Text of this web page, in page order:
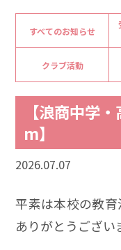
すべてのお知らせ
クラブ活動
【浪商中学
m】
2026.07.07
平素は本校の教
ありがとうござい